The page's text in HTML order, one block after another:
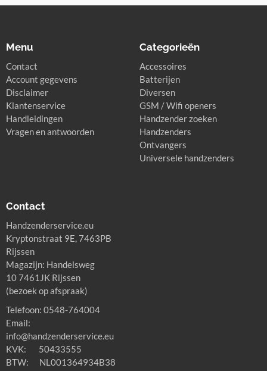
Categorieën
Accessoires
Batterijen
Diversen
GSM / Wifi openers
Handzender zoeken
Handzenders
Ontvangers
Universele handzenders
Menu
Contact
Account gegevens
Disclaimer
Klantenservice
Handleidingen
Vragen en antwoorden
Contact
Handzenderservice.eu
Kryptonstraat 9E, 7463PB
Rijssen
Magazijn: Handelsweg
10 7461JK Rijssen
(bezoek op afspraak)
Telefoon: 0548-764004
Email:
info@handzenderservice.eu
KVK: 50433555
BTW: NL001364934B38